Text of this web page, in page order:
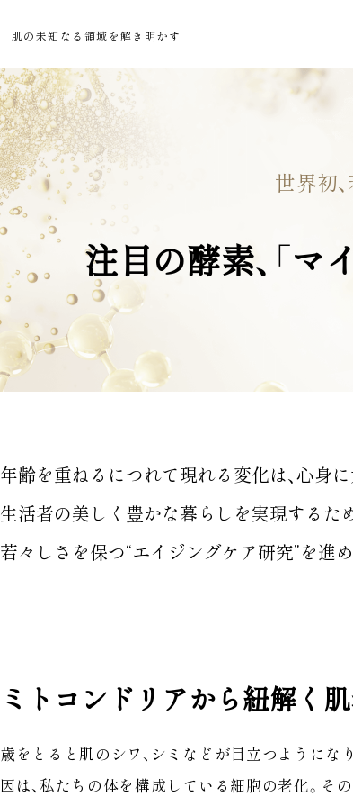
肌の未知なる領域を解き明かす
世界初
注目の酵素、 「マ
年齢を重ねるにつれて現れる変化は、心身
生活者の美しく豊かな暮らしを実現するた
若々しさを保つ“エイジングケア研究”を進め
ミトコンドリアから紐解く
歳をとると肌のシワ、シミなどが目立つようにな
因は、私たちの体を構成している細胞の老化。そ